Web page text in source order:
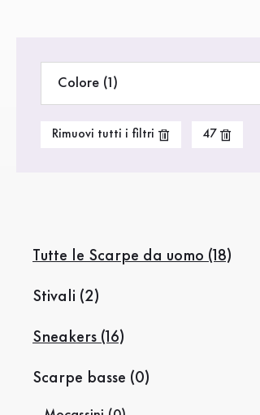
Sneakers Colore (1)
Rimuovi tutti i filtri 47
Tutte le Scarpe da uomo (18)
Stivali (2)
Sneakers (16)
Scarpe basse (0)